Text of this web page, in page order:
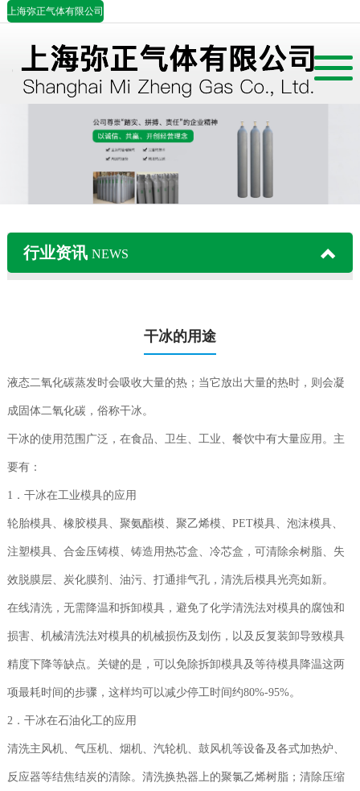
上海弥正气体有限公司
行业资讯 NEWS
干冰的用途
液态二氧化碳蒸发时会吸收大量的热；当它放出大量的热时，则会凝
成固体二氧化碳，俗称干冰。
干冰的使用范围广泛，在食品、卫生、工业、餐饮中有大量应用。主
要有：
1．干冰在工业模具的应用
轮胎模具、橡胶模具、聚氨酯模、聚乙烯模、PET模具、泡沫模具、
注塑模具、合金压铸模、铸造用热芯盒、冷芯盒，可清除余树脂、失
效脱膜层、炭化膜剂、油污、打通排气孔，清洗后模具光亮如新。
在线清洗，无需降温和拆卸模具，避免了化学清洗法对模具的腐蚀和
损害、机械清洗法对模具的机械损伤及划伤，以及反复装卸导致模具
精度下降等缺点。关键的是，可以免除拆卸模具及等待模具降温这两
项最耗时间的步骤，这样均可以减少停工时间约80%-95%。
2．干冰在石油化工的应用
清洗主风机、气压机、烟机、汽轮机、鼓风机等设备及各式加热炉、
反应器等结焦结炭的清除。清洗换热器上的聚氯乙烯树脂；清除压缩